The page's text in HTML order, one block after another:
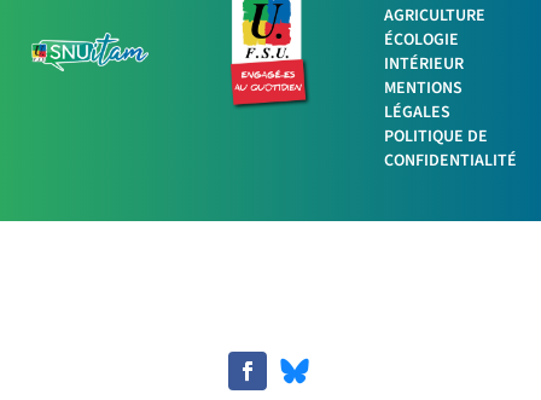
AGRICULTURE
ÉCOLOGIE
INTÉRIEUR
MENTIONS
LÉGALES
POLITIQUE DE
CONFIDENTIALITÉ
Twitter